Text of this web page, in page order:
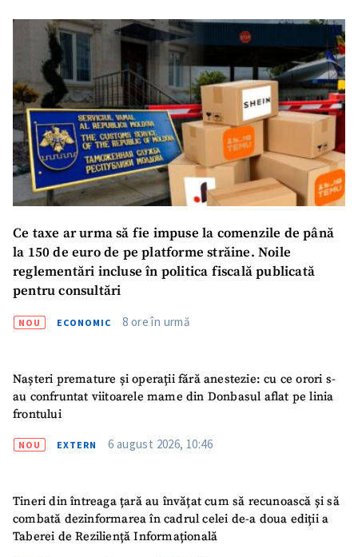
SUSȚINE
Ce taxe ar urma să fie impuse la comenzile de până
la 150 de euro de pe platforme străine. Noile
reglementări incluse în politica fiscală publicată
pentru consultări
NOU ECONOMIC 8 ore în urmă
Nașteri premature și operații fără anestezie: cu ce orori s-
au confruntat viitoarele mame din Donbasul aflat pe linia
frontului
NOU EXTERN 6 august 2026, 10:46
Tineri din întreaga țară au învățat cum să recunoască și să
combată dezinformarea în cadrul celei de-a doua ediții a
Taberei de Reziliență Informațională